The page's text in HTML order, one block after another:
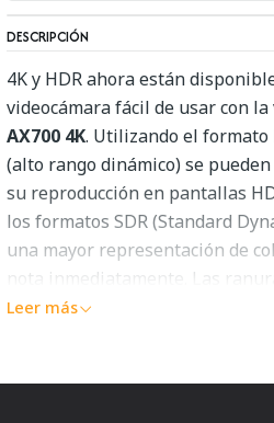
DESCRIPCIÓN
4K y HDR ahora están
videocámara fácil de usar con la
AX700 4K. Utilizando el formato
(alto rango dinámico) se
su reproducción en pantallas
los formatos SDR (Standard
una mayor representación de
nota inmediatamente. Las
SD, una pantalla LCD y un visor,
desde eventos familiares hasta
Leer más